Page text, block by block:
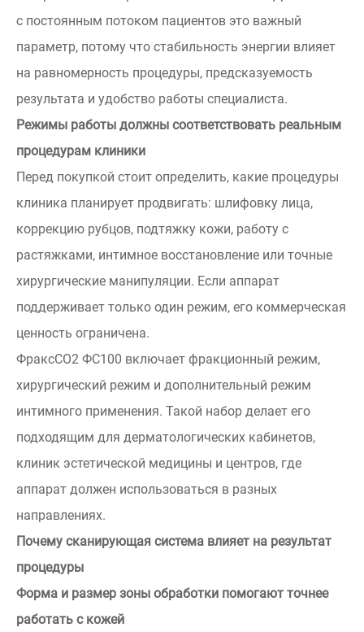
с постоянным потоком пациентов это важный
параметр, потому что стабильность энергии влияет
на равномерность процедуры, предсказуемость
результата и удобство работы специалиста.
Режимы работы должны соответствовать реальным
процедурам клиники
Перед покупкой стоит определить, какие процедуры
клиника планирует продвигать: шлифовку лица,
коррекцию рубцов, подтяжку кожи, работу с
растяжками, интимное восстановление или точные
хирургические манипуляции. Если аппарат
поддерживает только один режим, его коммерческая
ценность ограничена.
ФраксСО2 ФС100 включает фракционный режим,
хирургический режим и дополнительный режим
интимного применения. Такой набор делает его
подходящим для дерматологических кабинетов,
клиник эстетической медицины и центров, где
аппарат должен использоваться в разных
направлениях.
Почему сканирующая система влияет на результат
процедуры
Форма и размер зоны обработки помогают точнее
работать с кожей